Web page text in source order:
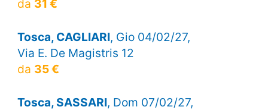
da 31 €
Tosca, CAGLIARI, Gio 04/02/27,
Via E. De Magistris 12
da 35 €
Tosca, SASSARI, Dom 07/02/27,